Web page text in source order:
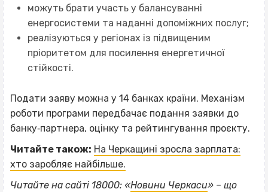
можуть брати участь у балансуванні
енергосистеми та наданні допоміжних послуг;
реалізуються у регіонах із підвищеним
пріоритетом для посилення енергетичної
стійкості.
Подати заяву можна у 14 банках країни. Механізм
роботи програми передбачає подання заявки до
банку‐партнера, оцінку та рейтингування проєкту.
Читайте також: На Черкащині зросла зарплата:
хто заробляє найбільше.
Читайте на сайті 18000: «Новини Черкаси» – що